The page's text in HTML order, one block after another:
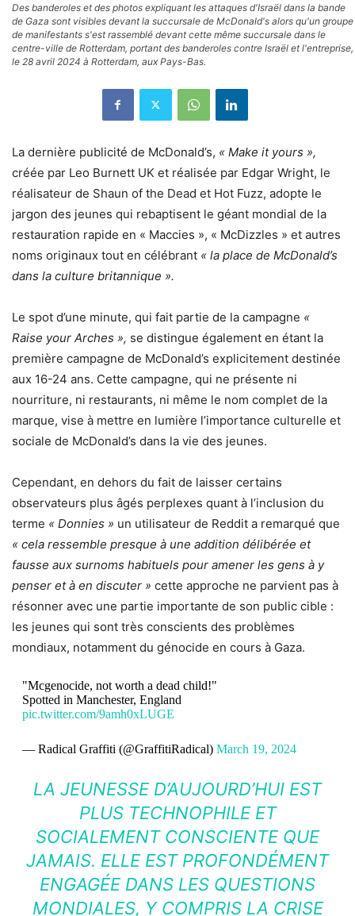
Des banderoles et des photos expliquant les attaques d'Israël dans la bande
de Gaza sont visibles devant la succursale de McDonald's alors qu'un groupe
de manifestants s'est rassemblé devant cette même succursale dans le
centre-ville de Rotterdam, portant des banderoles contre Israël et l'entreprise,
le 28 avril 2024 à Rotterdam, aux Pays-Bas.
La dernière publicité de McDonald’s, « Make it yours »,
créée par Leo Burnett UK et réalisée par Edgar Wright, le
réalisateur de Shaun of the Dead et Hot Fuzz, adopte le
jargon des jeunes qui rebaptisent le géant mondial de la
restauration rapide en « Maccies », « McDizzles » et autres
noms originaux tout en célébrant « la place de McDonald’s
dans la culture britannique ».
Le spot d’une minute, qui fait partie de la campagne «
Raise your Arches », se distingue également en étant la
première campagne de McDonald’s explicitement destinée
aux 16-24 ans. Cette campagne, qui ne présente ni
nourriture, ni restaurants, ni même le nom complet de la
marque, vise à mettre en lumière l’importance culturelle et
sociale de McDonald’s dans la vie des jeunes.
Cependant, en dehors du fait de laisser certains
observateurs plus âgés perplexes quant à l’inclusion du
terme « Donnies » un utilisateur de Reddit a remarqué que
« cela ressemble presque à une addition délibérée et
fausse aux surnoms habituels pour amener les gens à y
penser et à en discuter » cette approche ne parvient pas à
résonner avec une partie importante de son public cible :
les jeunes qui sont très conscients des problèmes
mondiaux, notamment du génocide en cours à Gaza.
"Mcgenocide, not worth a dead child!"
Spotted in Manchester, England
pic.twitter.com/9amh0xLUGE
— Radical Graffiti (@GraffitiRadical) March 19, 2024
LA JEUNESSE D’AUJOURD’HUI EST
PLUS TECHNOPHILE ET
SOCIALEMENT CONSCIENTE QUE
JAMAIS. ELLE EST PROFONDÉMENT
ENGAGÉE DANS LES QUESTIONS
MONDIALES, Y COMPRIS LA CRISE